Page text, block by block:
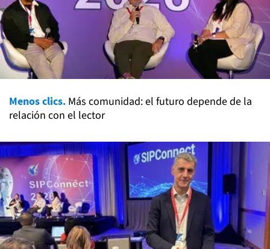
Menos clics. Más comunidad: el futuro depende de la
relación con el lector